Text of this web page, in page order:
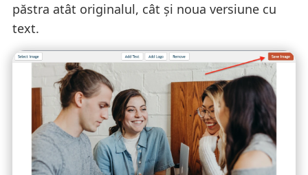
păstra atât originalul, cât și noua versiune cu
text.